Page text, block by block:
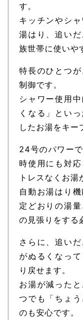
す。
キッチンやシ
湯はり、追い
族世帯に使いや
特長のひとつ
制御です。
シャワー使用
くなる」とい
したお湯をキー
24号のパワー
時使用にも対
トレスなくお湯
自動お湯はり
定どおりの湯
の見張りをする
さらに、追い
がぬるくなっ
り戻せます。
お湯が減った
つでも「ちょ
のも安心です。